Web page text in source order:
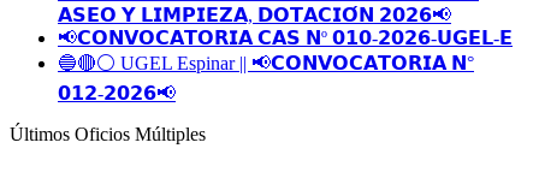
𝗔𝗦𝗘𝗢 𝗬 𝗟𝗜𝗠𝗣𝗜𝗘𝗭𝗔, 𝗗𝗢𝗧𝗔𝗖𝗜𝗢́𝗡 𝟮𝟬𝟮𝟲📢
📢𝗖𝗢𝗡𝗩𝗢𝗖𝗔𝗧𝗢𝗥𝗜𝗔 𝗖𝗔𝗦 𝗡º 𝟬𝟭𝟬-𝟮𝟬𝟮𝟲-𝗨𝗚𝗘𝗟-𝗘
🔵🔴⚪️ UGEL Espinar || 📢𝗖𝗢𝗡𝗩𝗢𝗖𝗔𝗧𝗢𝗥𝗜𝗔 𝗡°
𝟬𝟭𝟮-𝟮𝟬𝟮𝟲📢
Últimos Oficios Múltiples